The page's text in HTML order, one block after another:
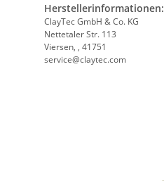
Herstellerinformationen:
ClayTec GmbH & Co. KG
Nettetaler Str. 113
Viersen, , 41751
service@claytec.com